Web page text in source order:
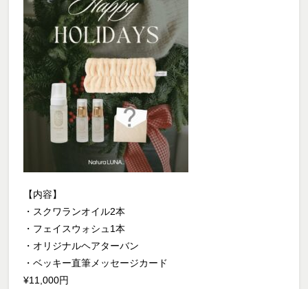
【内容】
・スクワランオイル2本
・フェイスウォシュ1本
・オリジナルヘアターバン
・ベッキー直筆メッセージカード
¥11,000円